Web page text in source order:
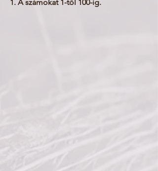
1. A számokat 1-től 100-ig.